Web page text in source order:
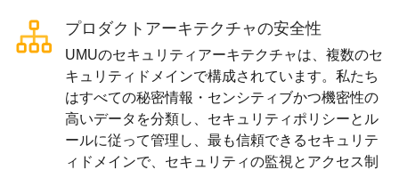
プロダクトアーキテクチャの安全性
UMUのセキュリティアーキテクチャは、複数のセ
キュリティドメインで構成されています。私たち
はすべての秘密情報・センシティブかつ機密性の
高いデータを分類し、セキュリティポリシーとル
ールに従って管理し、最も信頼できるセキュリテ
ィドメインで、セキュリティの監視とアクセス制